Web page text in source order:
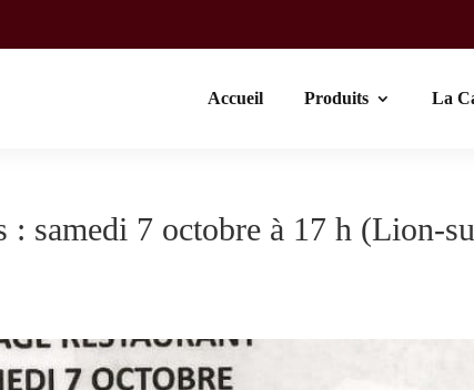
Accueil Produits La
: samedi 7 octobre à 17 h (Lion-